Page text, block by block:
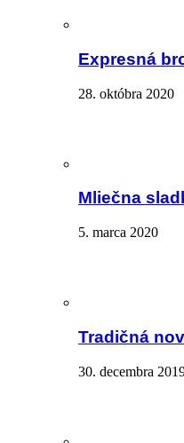
Expresná
28. októbra 2020
Mliečna
5. marca 2020
Tradičná
30. decembra